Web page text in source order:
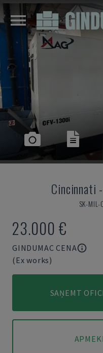
Cincinnati -
SK-
23.000 €
GINDUMAC CENA
(Ex works)
SAŅEMT